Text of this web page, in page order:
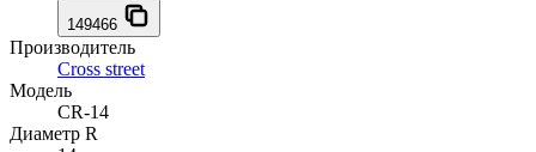
149466
Производитель
Cross street
Модель
CR-14
Диаметр R